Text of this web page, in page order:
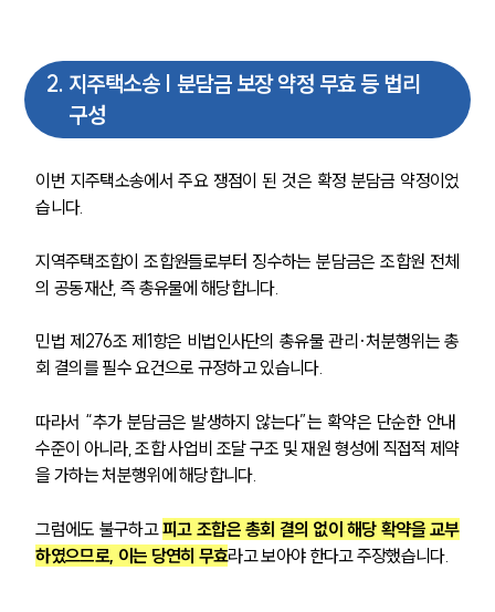
2. 지주택소송 | 분담금 보장 약정 무효 등 법리
구성
이번 지주택소송에서 주요 쟁점이 된 것은 확정 분담금 약정이었
습니다.
지역주택조합이 조합원들로부터 징수하는 분담금은 조합원 전체
의 공동재산, 즉 총유물에 해당합니다.
민법 제276조 제1항은 비법인사단의 총유물 관리·처분행위는 총
회 결의를 필수 요건으로 규정하고 있습니다.
따라서 “추가 분담금은 발생하지 않는다”는 확약은 단순한 안내
수준이 아니라, 조합 사업비 조달 구조 및 재원 형성에 직접적 제약
을 가하는 처분행위에 해당합니다.
그럼에도 불구하고 피고 조합은 총회 결의 없이 해당 확약을 교부
하였으므로, 이는 당연히 무효라고 보아야 한다고 주장했습니다.